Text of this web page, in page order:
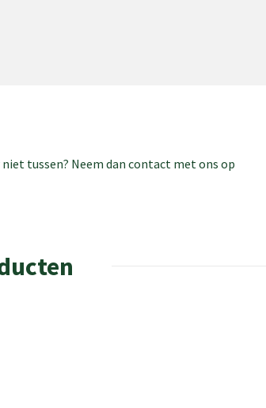
tussen? Neem dan contact met ons op